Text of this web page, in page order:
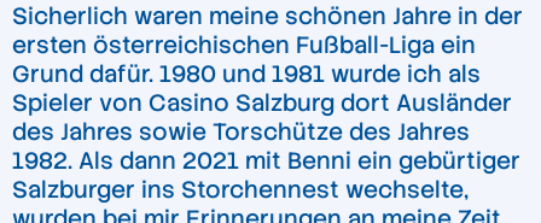
Sicherlich waren meine schönen Jahre in der
ersten österreichischen Fußball-Liga ein
Grund dafür. 1980 und 1981 wurde ich als
Spieler von Casino Salzburg dort Ausländer
des Jahres sowie Torschütze des Jahres
1982. Als dann 2021 mit Benni ein gebürtiger
Salzburger ins Storchennest wechselte,